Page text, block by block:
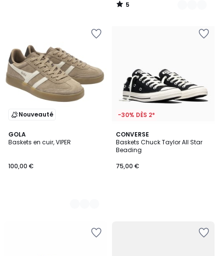
5
/
Nouveauté
GOLA
Baskets en cuir, VIPER
100,00 €
2
Couleurs
-30% DÈS 2*
CONVERSE
Baskets Chuck Taylor All Star
Beading
75,00 €